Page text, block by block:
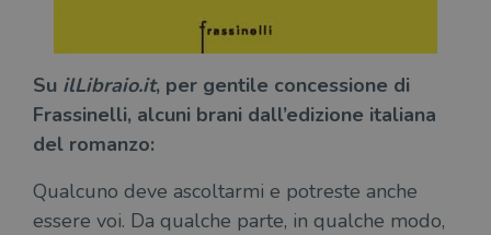
Su ilLibraio.it, per gentile concessione di
Frassinelli, alcuni brani dall’edizione italiana
del romanzo:
Qualcuno deve ascoltarmi e potreste anche
essere voi. Da qualche parte, in qualche modo,